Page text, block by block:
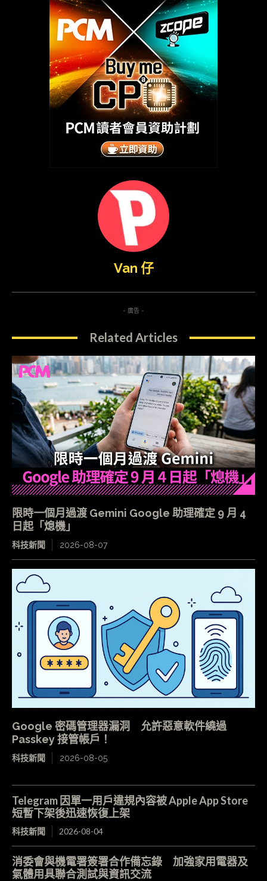
Van 仔
- 廣告 -
Related Articles
限時一個月過渡 Gemini Google 助理確定 9 月 4
日起「熄機」
科技新聞 2026-08-07
Google 密碼管理器漏洞 允許惡意軟件繞過
Passkey 接管帳戶！
科技新聞 2026-08-05
Telegram 因單一用戶違規內容被 Apple App Store
短暫下架後迅速恢復上架
科技新聞 2026-08-04
消委會與機電署簽署合作備忘錄 加強家用電器及
氣體用具聯合測試與資訊交流